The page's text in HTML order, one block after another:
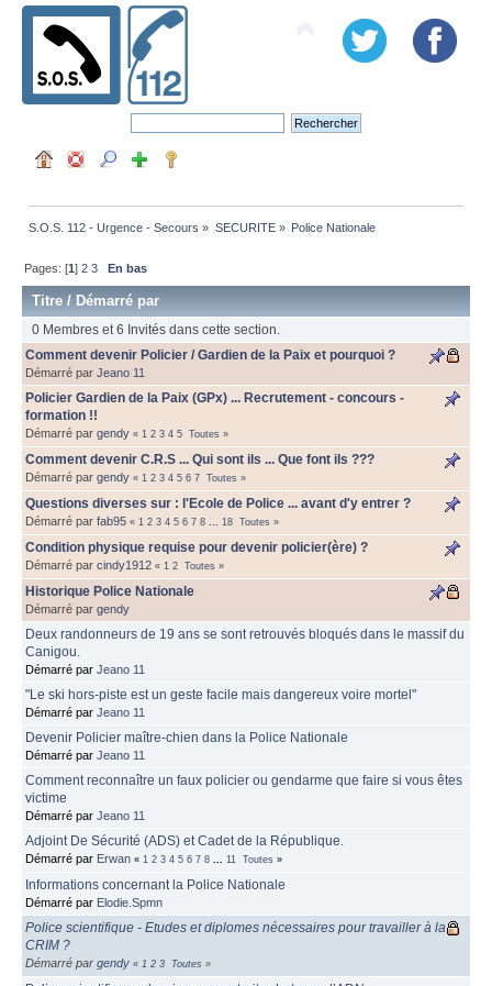
S.O.S. 112 - Urgence - Secours » SECURITE» Police Nationale
Pages: [1]2 3 En bas
Titre /Démarré par
0 Membres et 6 Invités dans cette section.
Comment devenir Policier / Gardien de la Paix et pourquoi ?
Démarré par Jeano 11
Policier Gardien de la Paix (GPx) ... Recrutement - concours -
formation !!
Démarré par gendy « 1 2 3 4 5 Toutes »
Comment devenir C.R.S ... Qui sont ils ... Que font ils ???
Démarré par gendy « 1 2 3 4 5 6 7 Toutes »
Questions diverses sur : l'Ecole de Police ... avant d'y entrer ?
Démarré par fab95 « 1 2 3 4 5 6 7 8 18 Toutes »
Condition physique requise pour devenir policier(ère) ?
Démarré par cindy1912 « 1 2 Toutes »
Historique Police Nationale
Démarré par gendy
Deux randonneurs de 19 ans se sont retrouvés bloqués dans le massif du
Canigou.
Démarré par Jeano 11
"Le ski hors-piste est un geste facile mais dangereux voire mortel"
Démarré par Jeano 11
Devenir Policier maître-chien dans la Police Nationale
Démarré par Jeano 11
Comment reconnaître un faux policier ou gendarme que faire si vous êtes
victime
Démarré par Jeano 11
Adjoint De Sécurité (ADS) et Cadet de la République.
Démarré par Erwan « 1 2 3 4 5 6 7 8 11 Toutes »
Informations concernant la Police Nationale
Démarré par Elodie.Spmn
Police scientifique - Etudes et diplomes nécessaires pour travailler à la
CRIM ?
Démarré par gendy « 1 2 3 Toutes »